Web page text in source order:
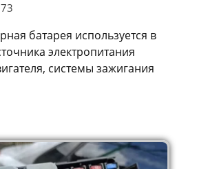
батарея используется в
электропитания
системы зажигания